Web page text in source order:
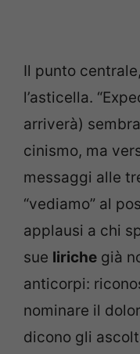
Il punto
l’asticella.
arriverà)
cinismo, ma
messaggi alle
“vediamo” al
applausi a chi
sue liriche già
anticorpi:
nominare il
dicono gli